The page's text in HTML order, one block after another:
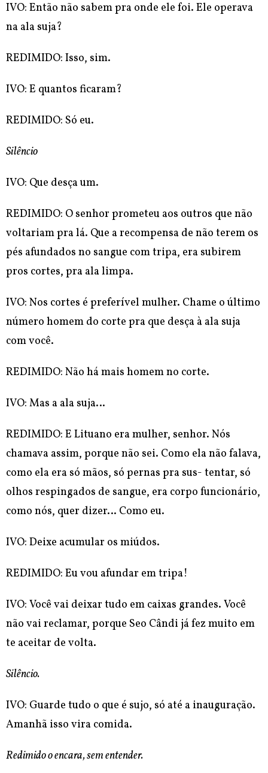
IVO: Então não sabem pra onde ele foi. Ele operava
na ala suja?
REDIMIDO: Isso, sim.
IVO: E quantos ficaram?
REDIMIDO: Só eu.
Silêncio
IVO: Que desça um.
REDIMIDO: O senhor prometeu aos outros que não
voltariam pra lá. Que a recompensa de não terem os
pés afundados no sangue com tripa, era subirem
pros cortes, pra ala limpa.
IVO: Nos cortes é preferível mulher. Chame o último
número homem do corte pra que desça à ala suja
com você.
REDIMIDO: Não há mais homem no corte.
IVO: Mas a ala suja…
REDIMIDO: E Lituano era mulher, senhor. Nós
chamava assim, porque não sei. Como ela não falava,
como ela era só mãos, só pernas pra sus- tentar, só
olhos respingados de sangue, era corpo funcionário,
como nós, quer dizer… Como eu.
IVO: Deixe acumular os miúdos.
REDIMIDO: Eu vou afundar em tripa!
IVO: Você vai deixar tudo em caixas grandes. Você
não vai reclamar, porque Seo Cândi já fez muito em
te aceitar de volta.
Silêncio.
IVO: Guarde tudo o que é sujo, só até a inauguração.
Amanhã isso vira comida.
Redimido o encara, sem entender.